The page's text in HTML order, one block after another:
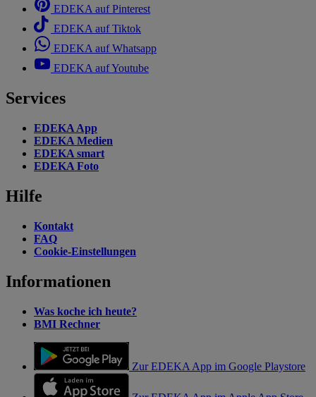
EDEKA auf Pinterest
EDEKA auf Tiktok
EDEKA auf Whatsapp
EDEKA auf Youtube
Services
EDEKA App
EDEKA Medien
EDEKA smart
EDEKA Foto
Hilfe
Kontakt
FAQ
Cookie-Einstellungen
Informationen
Was koche ich heute?
BMI Rechner
Zur EDEKA App im Google Playstore